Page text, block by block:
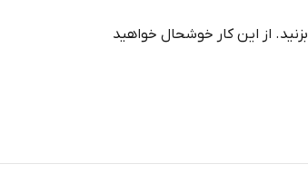
از این کار خوشحال خواهید